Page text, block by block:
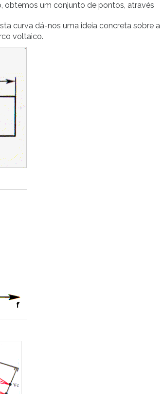
obtemos um conjunto de pontos, através
curva dá-nos uma ideia concreta sobre a
voltaico.